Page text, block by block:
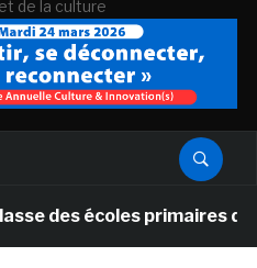
de la culture
des écoles primaires des